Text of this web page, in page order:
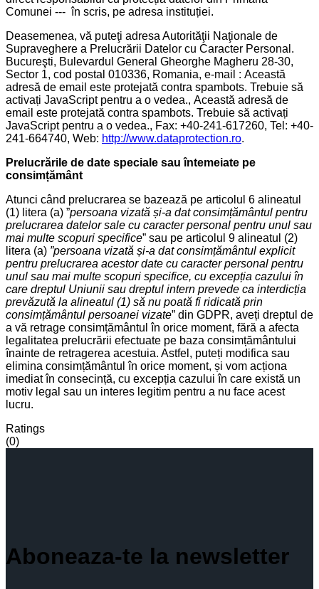
Comunei --- în scris, pe adresa instituției.
Deasemenea, vă puteţi adresa Autorităţii Naţionale de
Supraveghere a Prelucrării Datelor cu Caracter Personal.
Bucureşti, Bulevardul General Gheorghe Magheru 28-30,
Sector 1, cod postal 010336, Romania, e-mail : Această
adresă de email este protejată contra spambots. Trebuie să
activați JavaScript pentru a o vedea., Această adresă de
email este protejată contra spambots. Trebuie să activați
JavaScript pentru a o vedea., Fax: +40-241-617260, Tel: +40-
241-664740, Web: http://www.dataprotection.ro.
Prelucrările de date speciale sau întemeiate pe
consimțământ
Atunci când prelucrarea se bazează pe articolul 6 alineatul
(1) litera (a) ”persoana vizată și-a dat consimțământul pentru
prelucrarea datelor sale cu caracter personal pentru unul sau
mai multe scopuri specifice” sau pe articolul 9 alineatul (2)
litera (a) ”persoana vizată și-a dat consimțământul explicit
pentru prelucrarea acestor date cu caracter personal pentru
unul sau mai multe scopuri specifice, cu excepția cazului în
care dreptul Uniunii sau dreptul intern prevede ca interdicția
prevăzută la alineatul (1) să nu poată fi ridicată prin
consimțământul persoanei vizate” din GDPR, aveți dreptul de
a vă retrage consimțământul în orice moment, fără a afecta
legalitatea prelucrării efectuate pe baza consimțământului
înainte de retragerea acestuia. Astfel, puteți modifica sau
elimina consimțământul în orice moment, și vom acționa
imediat în consecință, cu excepția cazului în care există un
motiv legal sau un interes legitim pentru a nu face acest
lucru.
Ratings
(0)
Aboneaza-te la newsletter